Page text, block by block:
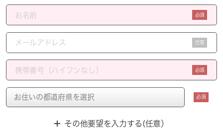
必須
任意
必須
必須
その他要望を入力する(任意）